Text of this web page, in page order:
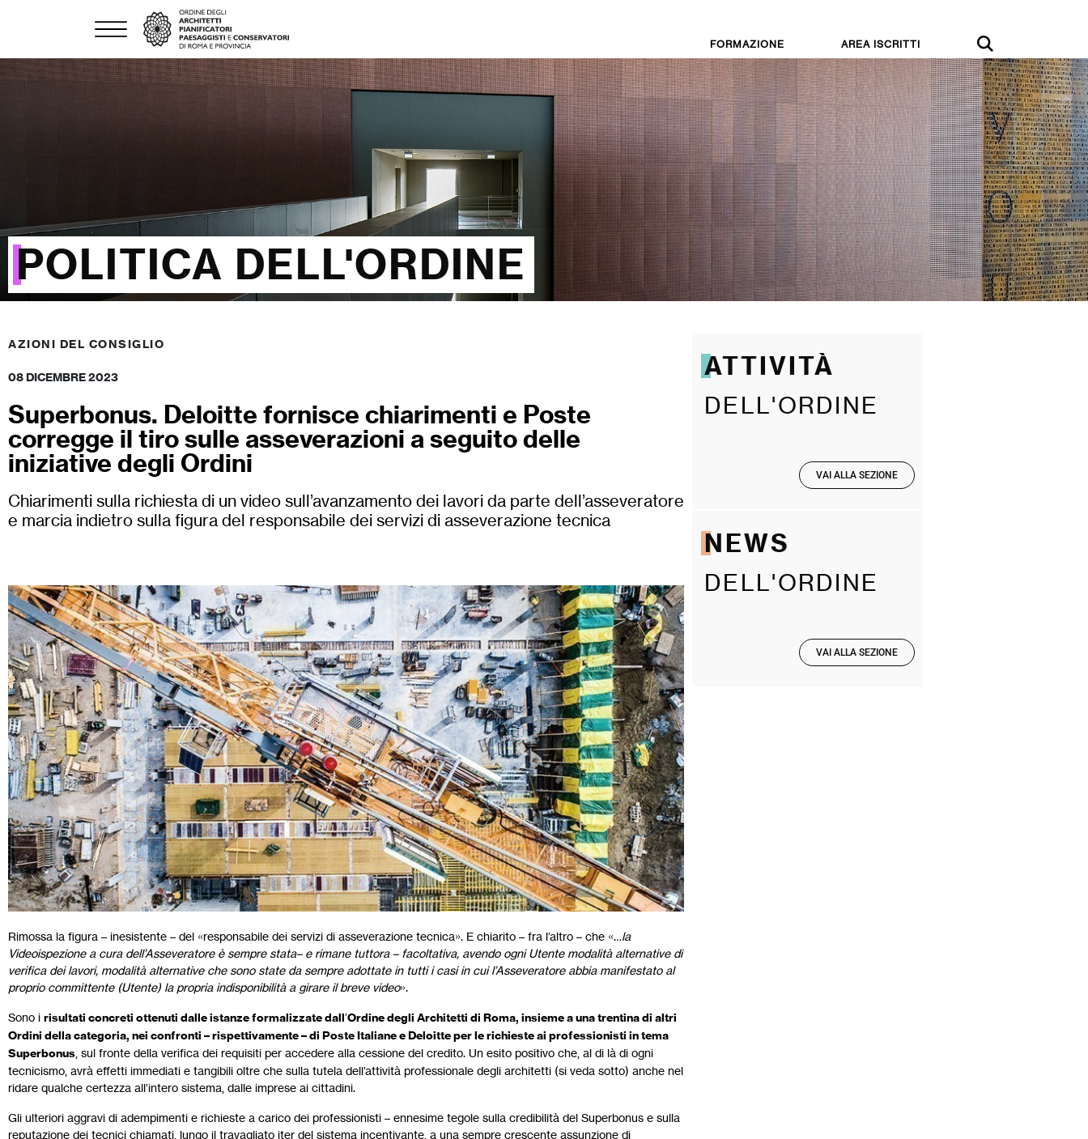
FORMAZIONE AREA ISCRITTI
POLITICA DELL'ORDINE
AZIONI DEL CONSIGLIO
08 DICEMBRE 2023
Superbonus. Deloitte fornisce chiarimenti e Poste
corregge il tiro sulle asseverazioni a seguito delle
iniziative degli Ordini
Chiarimenti sulla richiesta di un video sull’avanzamento dei lavori da parte dell’asseveratore
e marcia indietro sulla figura del responsabile dei servizi di asseverazione tecnica
Rimossa la figura – inesistente – del «responsabile dei servizi di asseverazione tecnica». E chiarito – fra l’altro – che «…la
Videoispezione a cura dell’Asseveratore è sempre stata– e rimane tuttora – facoltativa, avendo ogni Utente modalità alternative di
verifica dei lavori, modalità alternative che sono state da sempre adottate in tutti i casi in cui l’Asseveratore abbia manifestato al
proprio committente (Utente) la propria indisponibilità a girare il breve video».
Sono i risultati concreti ottenuti dalle istanze formalizzate dall’Ordine degli Architetti di Roma, insieme a una trentina di altri
Ordini della categoria, nei confronti – rispettivamente – di Poste Italiane e Deloitte per le richieste ai professionisti in tema
Superbonus , sul fronte della verifica dei requisiti per accedere alla cessione del credito. Un esito positivo che, al di là di ogni
tecnicismo, avrà effetti immediati e tangibili oltre che sulla tutela dell’attività professionale degli architetti (si veda sotto) anche nel
ridare qualche certezza all’intero sistema, dalle imprese ai cittadini.
Gli ulteriori aggravi di adempimenti e richieste a carico dei professionisti – ennesime tegole sulla credibilità del Superbonus e sulla
reputazione dei tecnici chiamati, lungo il travagliato iter del sistema incentivante, a una sempre crescente assunzione di
ATTIVITÀ
DELL'ORDINE
VAI ALLA SEZIONE
NEWS
DELL'ORDINE
VAI ALLA SEZIONE